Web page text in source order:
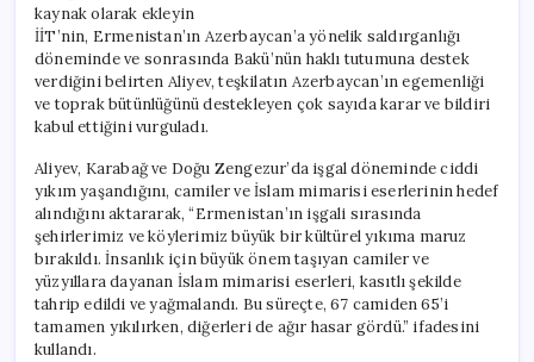
kaynak olarak ekleyin
İİT’nin, Ermenistan’ın Azerbaycan’a yönelik saldırganlığı
döneminde ve sonrasında Bakü’nün haklı tutumuna destek
verdiğini belirten Aliyev, teşkilatın Azerbaycan’ın egemenliği
ve toprak bütünlüğünü destekleyen çok sayıda karar ve bildiri
kabul ettiğini vurguladı.
Aliyev, Karabağ ve Doğu Zengezur’da işgal döneminde ciddi
yıkım yaşandığını, camiler ve İslam mimarisi eserlerinin hedef
alındığını aktararak, “Ermenistan’ın işgali sırasında
şehirlerimiz ve köylerimiz büyük bir kültürel yıkıma maruz
bırakıldı. İnsanlık için büyük önem taşıyan camiler ve
yüzyıllara dayanan İslam mimarisi eserleri, kasıtlı şekilde
tahrip edildi ve yağmalandı. Bu süreçte, 67 camiden 65’i
tamamen yıkılırken, diğerleri de ağır hasar gördü.” ifadesini
kullandı.